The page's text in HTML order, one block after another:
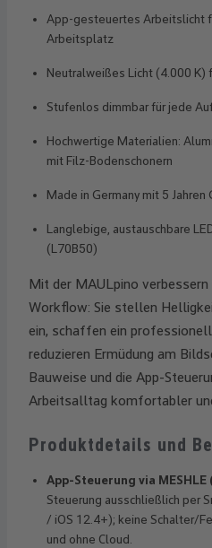
App-gesteuertes Arbeitslicht
Arbeitsplatz
Neutralweißes Licht (4.000 K)
Stufenlos dimmbar für jede
Hochwertige Materialien:
mit Filz-Bodenschonern
Made in Germany mit 5 Jahren
Langlebige, austauschbare
(L70B50)
Mit der MAULpino verbessern
Workflow: Sie stellen
ein, schaffen ein
reduzieren Ermüdung am
Bauweise und die App-
Arbeitsalltag komfortabler
Produktdetails und
App-Steuerung via
Steuerung ausschließlich per
/ iOS 12.4+); keine Schalter/
und ohne Cloud.